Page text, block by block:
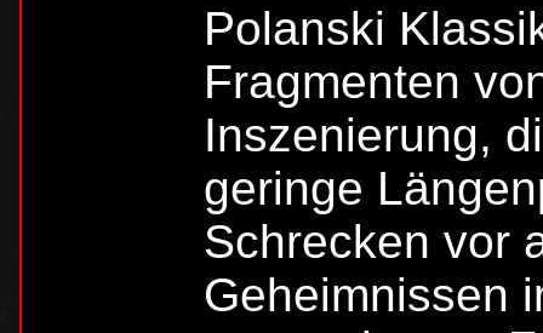
Polanski
Fragmenten
Inszenierung,
geringe
Schrecken vor
Geheimnissen